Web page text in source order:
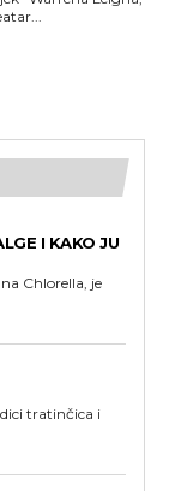
I KAKO JU
Chlorella, je
tratinčica i